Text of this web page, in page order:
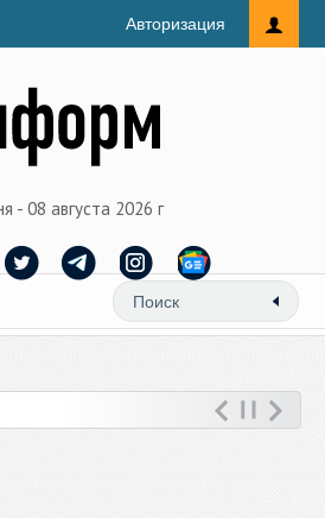
Авторизация
- 08 августа 2026 г